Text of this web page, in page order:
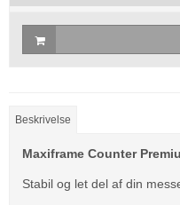
Beskrivelse
Maxiframe Counter
Stabil og let del af din